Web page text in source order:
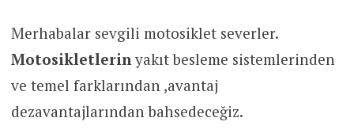
Merhabalar sevgili motosiklet severler.
Motosikletlerinyakıt besleme sistemlerinden
ve temel farklarından ,avantaj
dezavantajlarından bahsedeceğiz.